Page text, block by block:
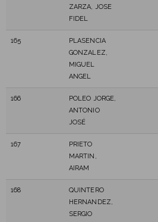
ZARZA, JOSE
FIDEL
165
PLASENCIA
GONZALEZ,
MIGUEL
ANGEL
166
POLEO JORGE,
ANTONIO
JOSÉ
167
PRIETO
MARTIN,
AIRAM
168
QUINTERO
HERNANDEZ,
SERGIO